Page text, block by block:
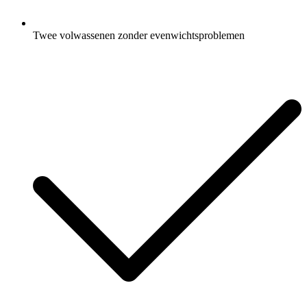
Twee volwassenen zonder evenwichtsproblemen